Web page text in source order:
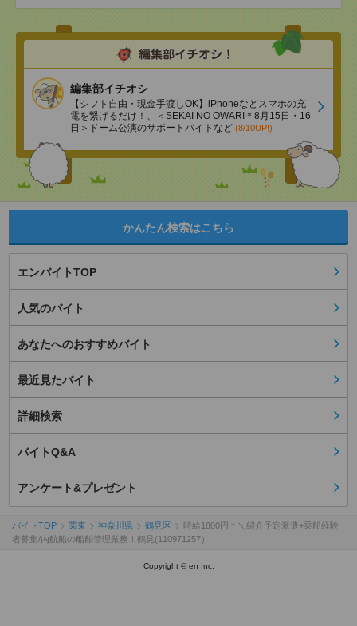
編集部イチオシ
【シフト自由・現金手渡しOK】iPhoneなどスマホの充
電を繋げるだけ！、＜SEKAI NO OWARI＊8月15日・16
日＞ドーム公演のサポートバイトなど (8/10UP!)
かんたん検索はこちら
エンバイトTOP
人気のバイト
あなたへのおすすめバイト
最近見たバイト
詳細検索
バイトQ&A
アンケート&プレゼント
バイトTOP 関東 神奈川県 鶴見区
時給1800円＊＼紹介予定派遣+乗船経験
者募集/内航船の船舶管理業務！鶴見(110971257）
Copyright © en Inc.